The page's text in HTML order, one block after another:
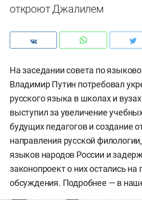
откроют Джалилем
На заседании совета по
Владимир Путин потребовал
русского языка в школах и
выступил за увеличение
будущих педагогов и создание
направления русской
языков народов России и
законопроект о них остались на
обсуждения. Подробнее — в